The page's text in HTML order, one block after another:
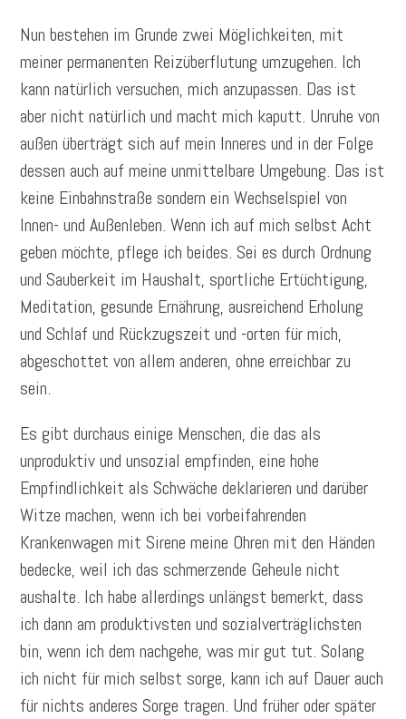
Nun bestehen im Grunde zwei Möglichkeiten, mit
meiner permanenten Reizüberflutung umzugehen. Ich
kann natürlich versuchen, mich anzupassen. Das ist
aber nicht natürlich und macht mich kaputt. Unruhe von
außen überträgt sich auf mein Inneres und in der Folge
dessen auch auf meine unmittelbare Umgebung. Das ist
keine Einbahnstraße sondern ein Wechselspiel von
Innen- und Außenleben. Wenn ich auf mich selbst Acht
geben möchte, pflege ich beides. Sei es durch Ordnung
und Sauberkeit im Haushalt, sportliche Ertüchtigung,
Meditation, gesunde Ernährung, ausreichend Erholung
und Schlaf und Rückzugszeit und -orten für mich,
abgeschottet von allem anderen, ohne erreichbar zu
sein.
Es gibt durchaus einige Menschen, die das als
unproduktiv und unsozial empfinden, eine hohe
Empfindlichkeit als Schwäche deklarieren und darüber
Witze machen, wenn ich bei vorbeifahrenden
Krankenwagen mit Sirene meine Ohren mit den Händen
bedecke, weil ich das schmerzende Geheule nicht
aushalte. Ich habe allerdings unlängst bemerkt, dass
ich dann am produktivsten und sozialverträglichsten
bin, wenn ich dem nachgehe, was mir gut tut. Solang
ich nicht für mich selbst sorge, kann ich auf Dauer auch
für nichts anderes Sorge tragen. Und früher oder später